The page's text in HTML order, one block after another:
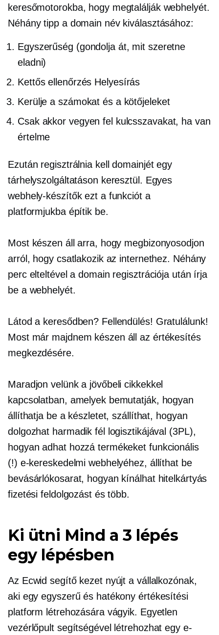
keresőmotorokba, hogy megtalálják webhelyét.
Néhány tipp a domain név kiválasztásához:
Egyszerűség (gondolja át, mit szeretne
eladni)
Kettős ellenőrzés Helyesírás
Kerülje a számokat és a kötőjeleket
Csak akkor vegyen fel kulcsszavakat, ha van
értelme
Ezután regisztrálnia kell domainjét egy
tárhelyszolgáltatáson keresztül. Egyes
webhely-készítők ezt a funkciót a
platformjukba építik be.
Most készen áll arra, hogy megbizonyosodjon
arról, hogy csatlakozik az internethez. Néhány
perc elteltével a domain regisztrációja után írja
be a webhelyét.
Látod a keresődben? Fellendülés! Gratulálunk!
Most már majdnem készen áll az értékesítés
megkezdésére.
Maradjon velünk a jövőbeli cikkekkel
kapcsolatban, amelyek bemutatják, hogyan
állíthatja be a készletet, szállíthat, hogyan
dolgozhat harmadik fél logisztikájával (3PL),
hogyan adhat hozzá termékeket funkcionális
(!) e-kereskedelmi webhelyéhez, állíthat be
bevásárlókosarat, hogyan kínálhat hitelkártyás
fizetési feldolgozást és több.
Ki ütni Mind a 3 lépés
egy lépésben
Az Ecwid segítő kezet nyújt a vállalkozónak,
aki egy egyszerű és hatékony értékesítési
platform létrehozására vágyik. Egyetlen
vezérlőpult segítségével létrehozhat egy e-